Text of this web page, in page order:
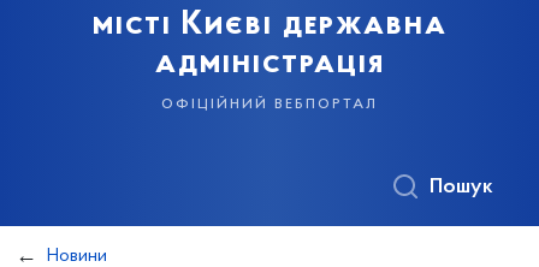
місті Києві державна
адміністрація
офіційний вебпортал
Пошук
Новини